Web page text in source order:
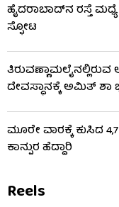
ಹೈದರಾಬಾದ್​ನ ರಸ್ತೆ
ಸ್ಫೋಟ
ತಿರುವಣ್ಣಾಮಲೈನಲ್ಲಿರುವ
ದೇವಸ್ಥಾನಕ್ಕೆ ಅಮಿತ್ ಶಾ
ಮೂರೇ ವಾರಕ್ಕೆ ಕುಸಿದ
ಕಾನ್ಪುರ ಹೆದ್ದಾರಿ
Reels